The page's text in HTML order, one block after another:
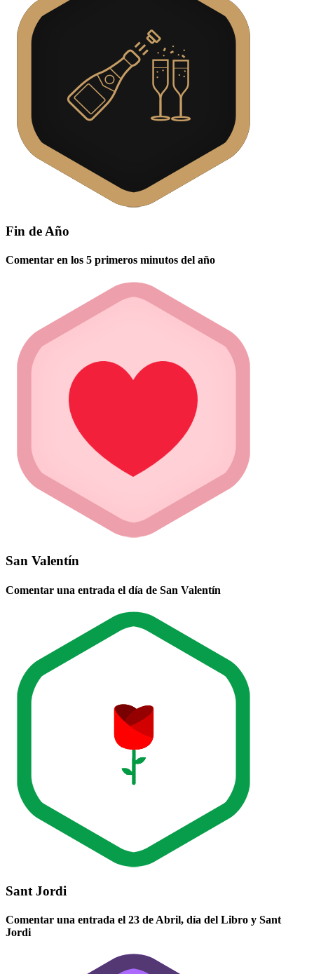
Fin de Año
Comentar en los 5 primeros minutos del año
San Valentín
Comentar una entrada el día de San Valentín
Sant Jordi
Comentar una entrada el 23 de Abril, día del Libro y Sant
Jordi